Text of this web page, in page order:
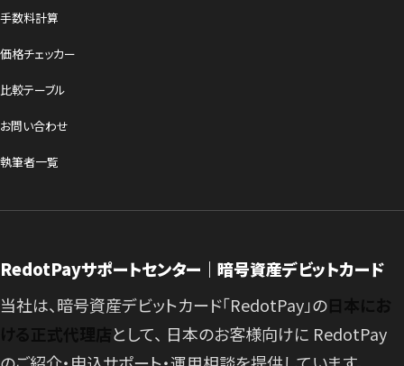
手数料計算
価格チェッカー
比較テーブル
お問い合わせ
執筆者一覧
RedotPayサポートセンター｜暗号資産デビットカード
当社は、暗号資産デビットカード「RedotPay」の
として、 日本のお客様向けに RedotPay